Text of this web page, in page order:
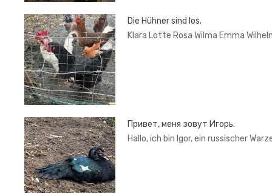
Die Hühner sind los.
Klara Lotte Rosa Wilma Emma
Привет, меня зовут Игорь.
Hallo, ich bin Igor, ein russischer